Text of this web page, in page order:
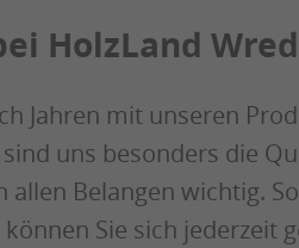
HolzLand
Jahren mit unseren
uns besonders die
Belangen wichtig.
Sie sich jederzeit